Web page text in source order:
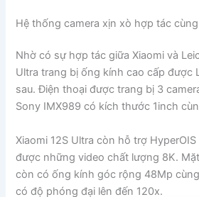
Hệ thống camera xịn xò hợp tác cùng
Nhờ có sự hợp tác giữa Xiaomi và
Ultra trang bị ống kính cao cấp được
sau. Điện thoại được trang bị 3
Sony IMX989 có kích thước 1inch
Xiaomi 12S Ultra còn hỗ trợ
được những video chất lượng 8K.
còn có ống kính góc rộng 48Mp
có độ phóng đại lên đến 120x.